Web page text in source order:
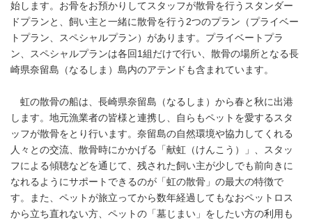
始します。お骨をお預かりしてスタッフが散骨を行うスタンダー
ドプランと、飼い主と一緒に散骨を行う2つのプラン（プライベー
トプラン、スペシャルプラン）があります。プライベートプラ
ン、スペシャルプランは各回1組だけで行い、散骨の場所となる長
崎県奈留島（なるしま）島内のアテンドも含まれています。
虹の散骨の船は、長崎県奈留島（なるしま）から春と秋に出港
します。地元漁業者の皆様と連携し、自らもペットを愛するスタ
ッフが散骨をとり行います。奈留島の自然環境や協力してくれる
人々との交流、散骨時にかかげる「献虹（けんこう）」、スタッ
フによる傾聴などを通じて、残された飼い主が少しでも前向きに
なれるようにサポートできるのが「虹の散骨」の最大の特徴で
す。また、ペットが旅立ってから数年経過してもなおペットロス
から立ち直れない方、ペットの「墓じまい」をしたい方の利用も